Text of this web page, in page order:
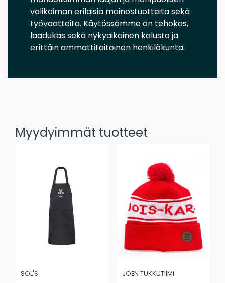
valikoiman erilaisia mainostuotteita sekä
työvaatteita. Käytössämme on tehokas,
laadukas sekä nykyaikainen kalusto ja
erittäin ammattitaitoinen henkilökunta.
Myydyimmät tuotteet
SOL'S JOEN TUKKUTIIMI